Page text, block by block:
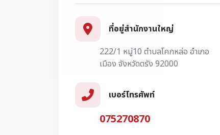
ที่อยู่สำนักงานใหญ่
222/1 หมู่10 ตำบลโคกหล่อ อำเภอ
เมือง จังหวัดตรัง 92000
เบอร์โทรศัพท์
075270870